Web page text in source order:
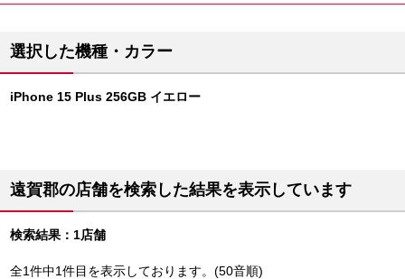
選択した機種・カラー
iPhone 15 Plus 256GB イエロー
遠賀郡の店舗を検索した結果を表示しています
検索結果：1店舗
全1件中1件目を表示しております。(50音順)